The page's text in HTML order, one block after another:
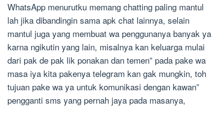
WhatsApp menurutku memang chatting paling mantul
lah jika dibandingin sama apk chat lainnya, selain
mantul juga yang membuat wa penggunanya banyak ya
karna ngikutin yang lain, misalnya kan keluarga mulai
dari pak de pak lik ponakan dan temen” pada pake wa
masa iya kita pakenya telegram kan gak mungkin, toh
tujuan pake wa ya untuk komunikasi dengan kawan”
pengganti sms yang pernah jaya pada masanya,